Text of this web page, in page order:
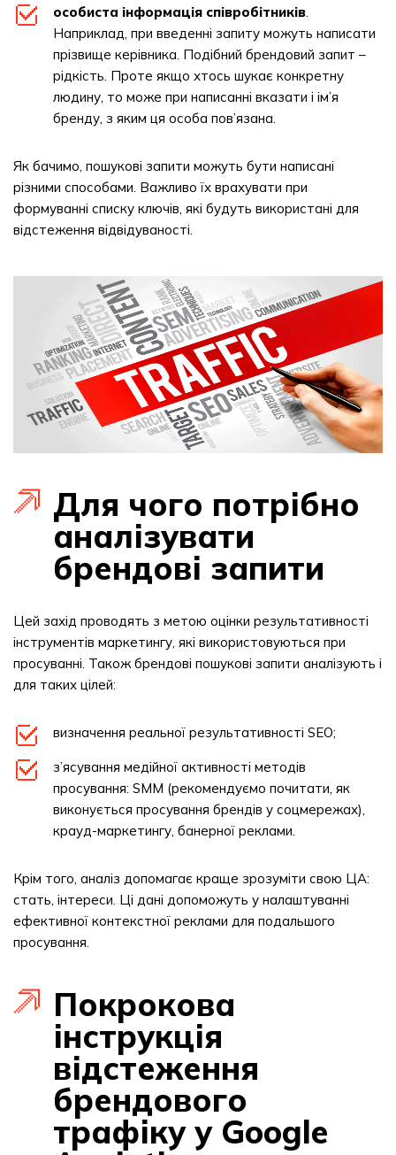
особиста інформація співробітників.
Наприклад, при введенні запиту можуть написати
прізвище керівника. Подібний брендовий запит –
рідкість. Проте якщо хтось шукає конкретну
людину, то може при написанні вказати і ім’я
бренду, з яким ця особа пов’язана.
Як бачимо, пошукові запити можуть бути написані
різними способами. Важливо їх врахувати при
формуванні списку ключів, які будуть використані для
відстеження відвідуваності.
Для чого потрібно
аналізувати
брендові запити
Цей захід проводять з метою оцінки результативності
інструментів маркетингу, які використовуються при
просуванні. Також брендові пошукові запити аналізують і
для таких цілей:
визначення реальної результативності SEO;
з’ясування медійної активності методів
просування: SMM (рекомендуємо почитати, як
виконується просування брендів у соцмережах),
крауд-маркетингу, банерної реклами.
Крім того, аналіз допомагає краще зрозуміти свою ЦА:
стать, інтереси. Ці дані допоможуть у налаштуванні
ефективної контекстної реклами для подальшого
просування.
Покрокова
інструкція
відстеження
брендового
трафіку у Google